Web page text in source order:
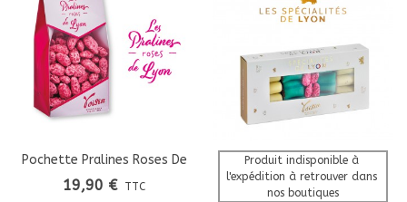
Pochette Pralines Roses De
LYON
19,90 € TTC
Produit indisponible à
l'expédition à retrouver dans
nos boutiques